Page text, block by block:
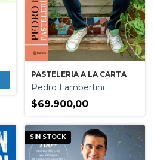
PASTELERIA A LA CARTA
Pedro Lambertini
$69.900,00
SIN STOCK